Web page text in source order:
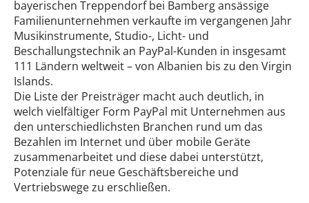
bayerischen Treppendorf bei Bamberg ansässige
Familienunternehmen verkaufte im vergangenen Jahr
Musikinstrumente, Studio-, Licht- und
Beschallungstechnik an PayPal-Kunden in insgesamt
111 Ländern weltweit – von Albanien bis zu den Virgin
Islands.
Die Liste der Preisträger macht auch deutlich, in
welch vielfältiger Form PayPal mit Unternehmen aus
den unterschiedlichsten Branchen rund um das
Bezahlen im Internet und über mobile Geräte
zusammenarbeitet und diese dabei unterstützt,
Potenziale für neue Geschäftsbereiche und
Vertriebswege zu erschließen.